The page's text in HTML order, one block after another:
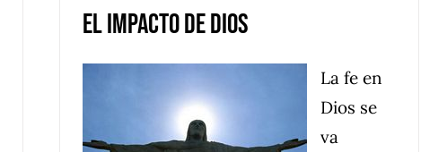
El impacto de Dios
La fe en
Dios se
va